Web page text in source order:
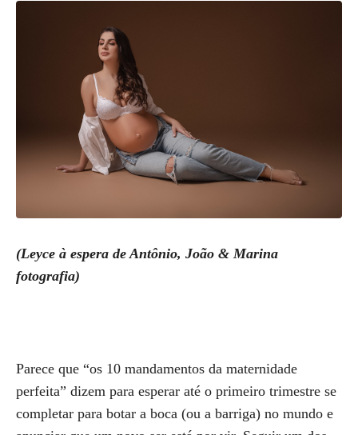
(Leyce à espera de Antônio, João & Marina
fotografia)
Parece que “os 10 mandamentos da maternidade
perfeita” dizem para esperar até o primeiro trimestre se
completar para botar a boca (ou a barriga) no mundo e